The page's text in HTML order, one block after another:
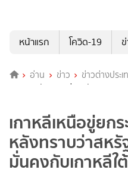
หน้าแรก
โควิด-19
อ่าน ข่าว ข่าวต่างประเ
รุนแรง หลังทราบว่าสหรัฐฯ เจรจ
เกาหลีเหนือขู่ยก
หลังทราบว่าสหรั
มั่นคงกับเกาหลีใต้